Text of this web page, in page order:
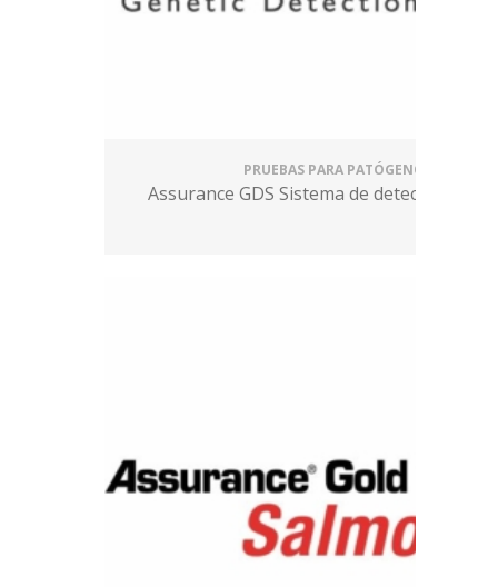
PRUEBAS PARA PATÓGENOS
Assurance GDS Sistema de detección